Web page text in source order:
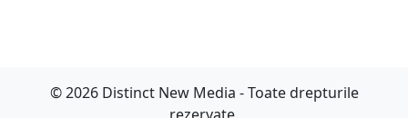
© 2026 Distinct New Media - Toate drepturile